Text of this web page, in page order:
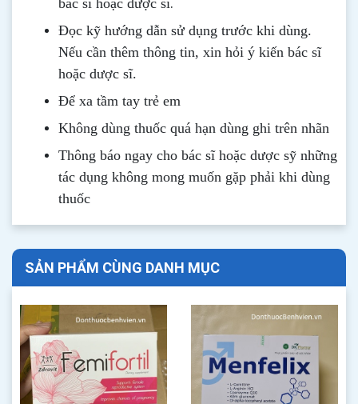
bác sĩ hoặc dược sĩ
Đọc kỹ hướng dẫn sử dụng trước khi dùng.
Nếu cần thêm thông tin, xin hỏi ý kiến bác sĩ
hoặc dược sĩ.
Để xa tầm tay trẻ em
Không dùng thuốc quá hạn dùng ghi trên nhãn
Thông báo ngay cho bác sĩ hoặc dược sỹ những
tác dụng không mong muốn gặp phải khi dùng
thuốc
SẢN PHẨM CÙNG DANH MỤC